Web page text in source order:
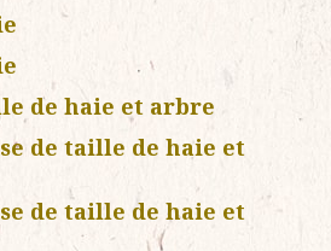
de haie et arbre
de taille de haie et
de taille de haie et